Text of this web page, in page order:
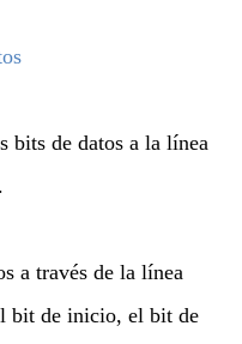
bits de datos a la línea
a través de la línea
bit de inicio, el bit de